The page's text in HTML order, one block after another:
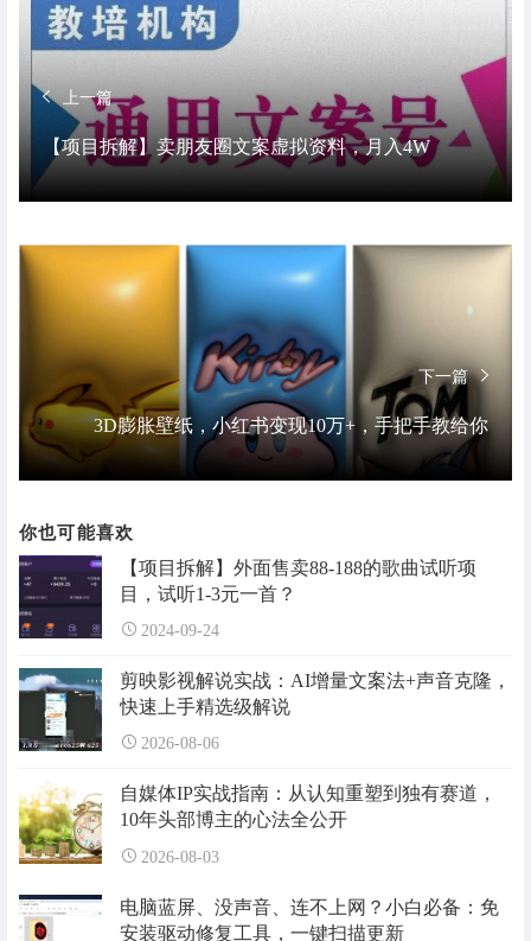
上一篇
【项目拆解】卖朋友圈文案虚拟资料，月入4W
下一篇
3D膨胀壁纸，小红书变现10万+，手把手教给你
你也可能喜欢
【项目拆解】外面售卖88-188的歌曲试听项
目，试听1-3元一首？
2024-09-24
剪映影视解说实战：AI增量文案法+声音克隆，
快速上手精选级解说
2026-08-06
自媒体IP实战指南：从认知重塑到独有赛道，
10年头部博主的心法全公开
2026-08-03
电脑蓝屏、没声音、连不上网？小白必备：免
安装驱动修复工具，一键扫描更新